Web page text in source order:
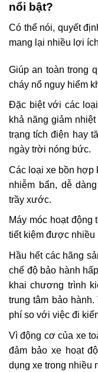
nổi bật?
Có thể nói, quyết
mang lại nhiều lợi
Giúp an toàn trong
cháy nổ nguy hiểm
Đặc biệt với các
khả năng giảm
trạng tích điện hay
ngày trời nóng bức.
Các loại xe bồn hợp
nhiễm bẩn, dễ
trầy xước.
Máy móc hoạt
tiết kiệm được nhiều
Hầu hết các hãng
chế độ bảo hành
khai chương trình
trung tâm bảo
phí so với việc đi
Vì động cơ của xe
đảm bảo xe hoạt
dụng xe trong nhiều